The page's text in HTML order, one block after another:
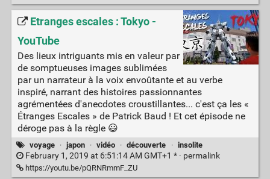
Etranges escales : Tokyo -
YouTube
Des lieux intriguants mis en valeur par
de somptueuses images sublimées
par un narrateur à la voix envoûtante et au verbe
inspiré, narrant des histoires passionnantes
agrémentées d'anecdotes croustillantes... c'est ça les «
Étranges Escales » de Patrick Baud ! Et cet épisode ne
déroge pas à la règle 😃
voyage · japon · vidéo · découverte · insolite
February 1, 2019 at 6:51:14 AM GMT+1 * · permalink
https://youtu.be/pQRNRmmF_ZU